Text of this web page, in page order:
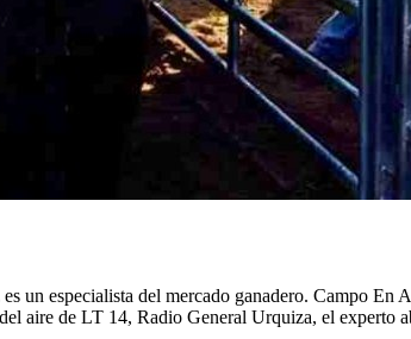
un especialista del mercado ganadero. Campo
aire de LT 14, Radio General Urquiza, el experto